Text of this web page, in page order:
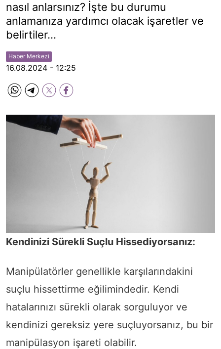
nasıl anlarsınız? İşte bu durumu
anlamanıza yardımcı olacak işaretler ve
belirtiler...
Haber Merkezi
16.08.2024 - 12:25
Kendinizi Sürekli Suçlu Hissediyorsanız:
Manipülatörler genellikle karşılarındakini
suçlu hissettirme eğilimindedir. Kendi
hatalarınızı sürekli olarak sorguluyor ve
kendinizi gereksiz yere suçluyorsanız, bu bir
manipülasyon işareti olabilir.